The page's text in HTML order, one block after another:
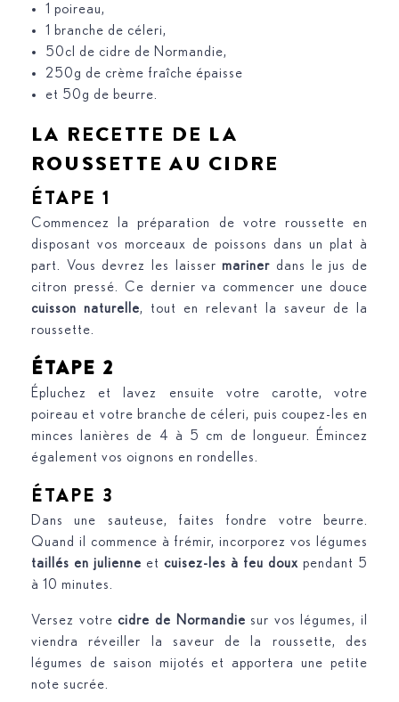
1 poireau,
1 branche de céleri,
50cl de cidre de Normandie,
250g de crème fraîche épaisse
et 50g de beurre.
LA RECETTE DE LA
ROUSSETTE AU CIDRE
ÉTAPE 1
Commencez la préparation de votre roussette en
disposant vos morceaux de poissons dans un plat à
part. Vous devrez les laissermariner dans le jus de
citron pressé. Ce dernier va commencer une douce
cuisson naturelle, tout en relevant la saveur de la
roussette.
ÉTAPE 2
Épluchez et lavez ensuite votre carotte, votre
poireau et votre branche de céleri, puis coupez-les en
minces lanières de 4 à 5 cm de longueur. Émincez
également vos oignons en rondelles.
ÉTAPE 3
Dans une sauteuse, faites fondre votre beurre.
Quand il commence à frémir, incorporez vos légumes
taillés en julienne et cuisez-les à feu doux pendant 5
à 10 minutes.
Versez votre cidre de Normandie sur vos légumes, il
viendra réveiller la saveur de la roussette, des
légumes de saison mijotés et apportera une petite
note sucrée.